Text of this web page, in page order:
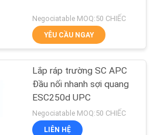
ONU
32
Negociatable MOQ:50 CHIẾC
YÊU CẦU NGAY
Lắp ráp trường SC APC
Đầu nối nhanh sợi quang
ESC250d UPC
Negociatable MOQ:50 CHIẾC
LIÊN HỆ